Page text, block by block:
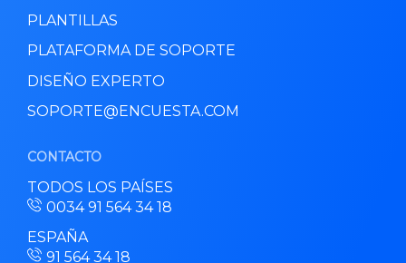
PLANTILLAS
PLATAFORMA DE SOPORTE
DISEÑO EXPERTO
SOPORTE@ENCUESTA.COM
CONTACTO
TODOS LOS PAÍSES
0034 91 564 34 18
ESPAÑA
91 564 34 18